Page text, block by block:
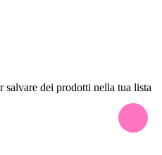
salvare dei prodotti nella tua lista